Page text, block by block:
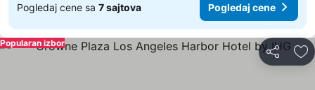
Pogledaj cene sa 7 sajtova Pogledaj cene
Deli
Popularan izbor